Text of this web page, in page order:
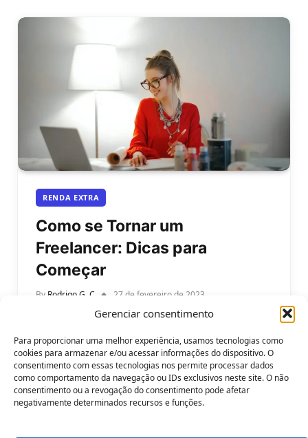
Gerenciar consentimento
Para proporcionar uma melhor experiência, usamos tecnologias como
cookies para armazenar e/ou acessar informações do dispositivo. O
consentimento com essas tecnologias nos permite processar dados
como comportamento da navegação ou IDs exclusivos neste site. O não
consentimento ou a revogação do consentimento pode afetar
negativamente determinados recursos e funções.
RENDA EXTRA
Como se Tornar um
Freelancer: Dicas para
Começar
By Rodrigo G. C 27 de fevereiro de 2023
Ser um freelancer pode oferecer muitas
vantagens, como a flexibilidade de horários e a
possibilidade de trabalhar em projetos diversos…